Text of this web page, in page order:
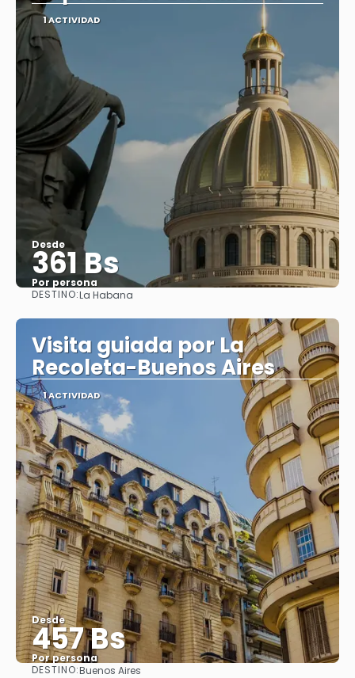
1 ACTIVIDAD
Desde
361 Bs
Por persona
DESTINO:La Habana
Visita guiada por La
Recoleta-Buenos Aires
1 ACTIVIDAD
Desde
457 Bs
Por persona
DESTINO:Buenos Aires